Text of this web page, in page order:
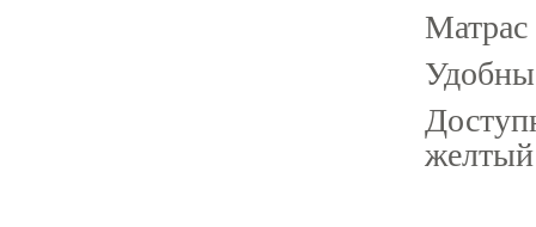
Матрас
желтый